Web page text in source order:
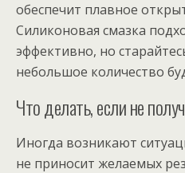
обеспечит плавное
Силиконовая смазка
эффективно, но
небольшое количество
Что делать, если не
Иногда возникают
не приносит желаемых